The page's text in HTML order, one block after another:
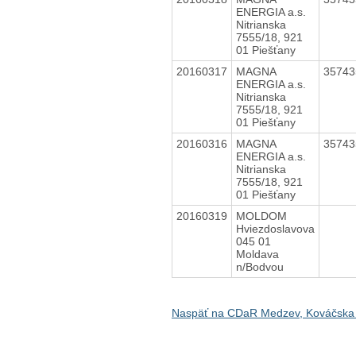
ENERGIA a.s.
Nitrianska
7555/18, 921
01 Piešťany
20160317
MAGNA
ENERGIA a.s.
Nitrianska
7555/18, 921
01 Piešťany
20160316
MAGNA
ENERGIA a.s.
Nitrianska
7555/18, 921
01 Piešťany
20160319
MOLDOM
Hviezdoslavova
045 01
Moldava
n/Bodvou
Naspäť na CDaR Medzev,